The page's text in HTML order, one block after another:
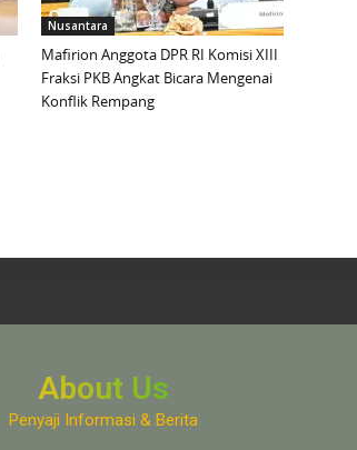
Nusantara
Mafirion Anggota DPR RI Komisi XIII
Fraksi PKB Angkat Bicara Mengenai
Konflik Rempang
About Us
Penyaji Informasi & Berita